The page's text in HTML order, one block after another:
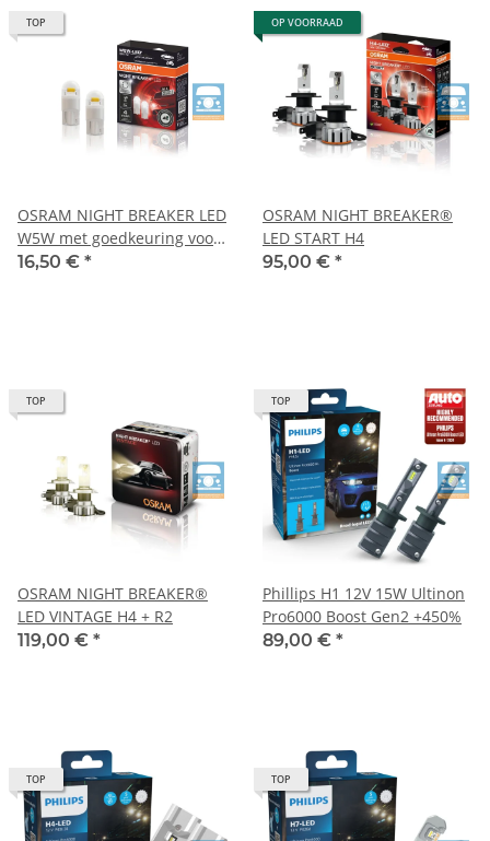
TOP
OSRAM NIGHT BREAKER LED
W5W met goedkeuring voor
gebruik op de openbare
16,50 € *
OP VOORRAAD
OSRAM NIGHT BREAKER®
LED START H4
95,00 € *
TOP
OSRAM NIGHT BREAKER®
LED VINTAGE H4 + R2
119,00 € *
TOP
Phillips H1 12V 15W Ultinon
Pro6000 Boost Gen2 +450%
89,00 € *
TOP TOP